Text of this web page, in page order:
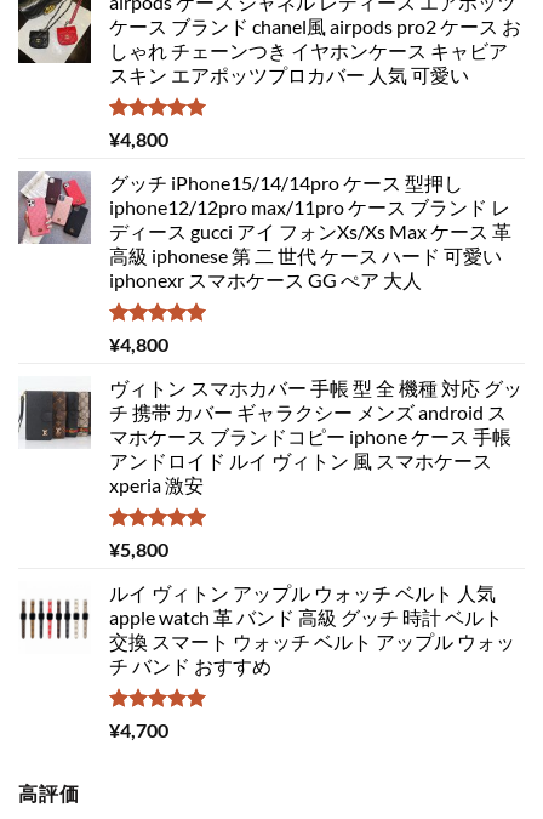
ケース ブランド chanel風 airpods pro2 ケース お
しゃれ チェーンつき イヤホンケース キャビア
スキン エアポッツプロカバー 人気 可愛い
5段階中
5.00
¥4,800
グッチ iPhone15/14/14pro ケース 型押し
iphone12/12pro max/11pro ケース ブランド レ
ディース gucci アイ フォンXs/Xs Max ケース 革
高級 iphonese 第 二 世代 ケース ハード 可愛い
iphonexr スマホケース GG ぺア 大人
5段階中
5.00
¥4,800
ヴィトン スマホカバー 手帳 型 全 機種 対応 グッ
チ 携帯 カバー ギャラクシー メンズ android ス
マホケース ブランドコピー iphone ケース 手帳
アンドロイド ルイ ヴィトン 風 スマホケース
xperia 激安
5段階中
5.00
¥5,800
ルイ ヴィトン アップル ウォッチ ベルト 人気
apple watch 革 バンド 高級 グッチ 時計 ベルト
交換 スマート ウォッチ ベルト アップル ウォッ
チ バンド おすすめ
5段階中
5.00
¥4,700
高評価